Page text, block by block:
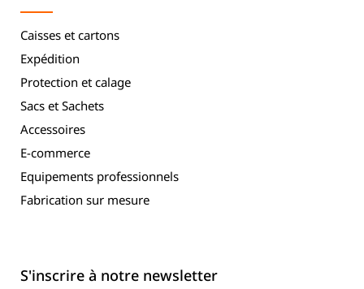
Caisses et cartons
Expédition
Protection et calage
Sacs et Sachets
Accessoires
E-commerce
Equipements professionnels
Fabrication sur mesure
S'inscrire à notre newsletter